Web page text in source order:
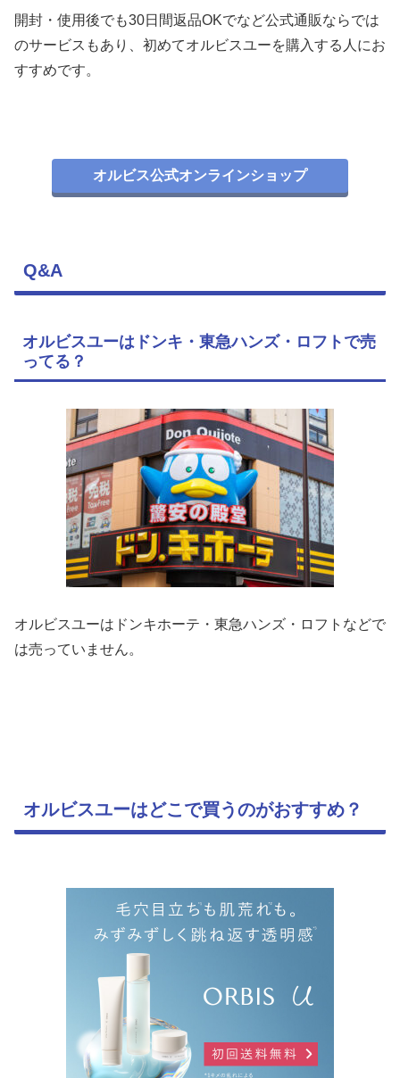
開封・使用後でも30日間返品OKでなど公式通販ならでは
のサービスもあり、初めてオルビスユーを購入する人にお
すすめです。
オルビス公式オンラインショップ
Q&A
オルビスユーはドンキ・東急ハンズ・ロフトで売
ってる？
オルビスユーはドンキホーテ・東急ハンズ・ロフトなどで
は売っていません。
オルビスユーはどこで買うのがおすすめ？